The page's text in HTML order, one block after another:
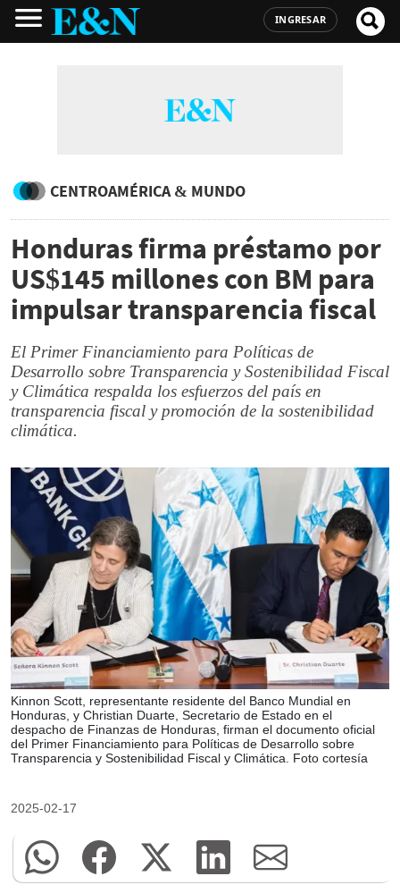
INGRESAR
CENTROAMÉRICA & MUNDO
Honduras firma préstamo por
US$145 millones con BM para
impulsar transparencia fiscal
El Primer Financiamiento para Políticas de
Desarrollo sobre Transparencia y Sostenibilidad Fiscal
y Climática respalda los esfuerzos del país en
transparencia fiscal y promoción de la sostenibilidad
climática.
Kinnon Scott, representante residente del Banco Mundial en
Honduras, y Christian Duarte, Secretario de Estado en el
despacho de Finanzas de Honduras, firman el documento oficial
del Primer Financiamiento para Políticas de Desarrollo sobre
Transparencia y Sostenibilidad Fiscal y Climática. Foto cortesía
2025-02-17